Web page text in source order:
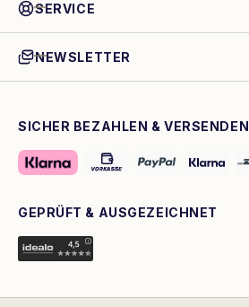
SERVICE
NEWSLETTER
SICHER BEZAHLEN & VERSENDEN
GEPRÜFT & AUSGEZEICHNET